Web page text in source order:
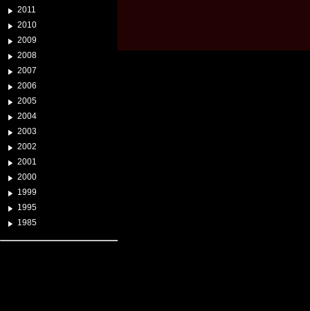
2011
2010
2009
2008
2007
2006
2005
2004
2003
2002
2001
2000
1999
1995
1985